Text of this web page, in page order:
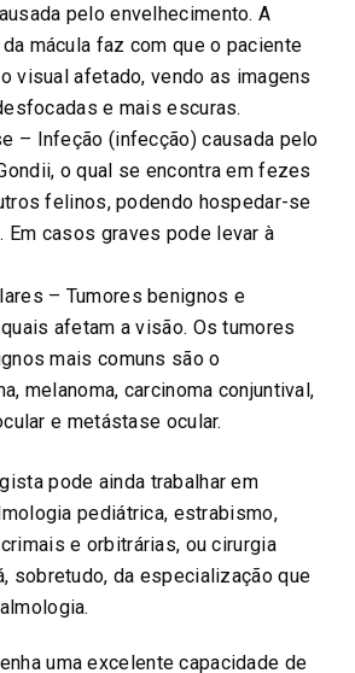
pelo envelhecimento. A
mácula faz com que o paciente
visual afetado, vendo as imagens
e mais escuras.
– Infeção (infecção) causada pelo
o qual se encontra em fezes
felinos, podendo hospedar-se
Em casos graves pode levar à
– Tumores benignos e
afetam a visão. Os tumores
mais comuns são o
melanoma, carcinoma conjuntival,
e metástase ocular.
pode ainda trabalhar em
pediátrica, estrabismo,
e orbitrárias, ou cirurgia
sobretudo, da especialização que
uma excelente capacidade de